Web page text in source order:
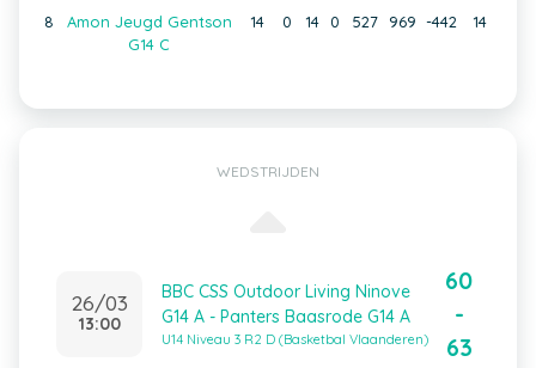
8
Amon Jeugd Gentson
G14 C
14 0 14 0 527 969 -442 14
WEDSTRIJDEN
26/03
13:00
BBC CSS Outdoor Living Ninove
G14 A - Panters Baasrode G14 A
U14 Niveau 3 R2 D (Basketbal Vlaanderen)
60
-
63